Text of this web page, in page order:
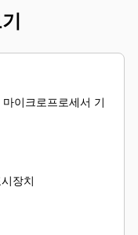
이크로프로세서 기
장치